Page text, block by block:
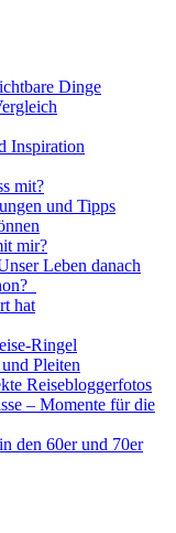
Dinge
Inspiration
mit?
und Tipps
mir?
Leben danach
hat
Ringel
Pleiten
Reisebloggerfotos
– Momente für die
den 60er und 70er